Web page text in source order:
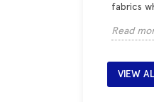
fabrics
Read
VIEW